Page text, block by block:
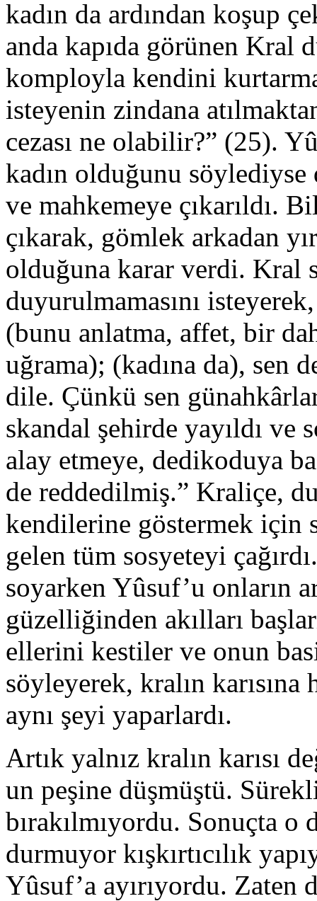
kadın da ardından koşup
anda kapıda görünen Kral
komployla kendini
isteyenin zindana
cezası ne olabilir?” (25).
kadın olduğunu söylediyse
ve mahkemeye çıkarıldı.
çıkarak, gömlek arkadan
olduğuna karar verdi. Kral
duyurulmamasını
(bunu anlatma, affet, bir
uğrama); (kadına da), sen
dile. Çünkü sen
skandal şehirde yayıldı ve
alay etmeye, dedikoduya
de reddedilmiş.” Kraliçe,
kendilerine göstermek için
gelen tüm sosyeteyi
soyarken Yûsuf’u onların
güzelliğinden akılları
ellerini kestiler ve onun
söyleyerek, kralın
aynı şeyi yaparlardı.
Artık yalnız kralın karısı
un peşine düşmüştü.
bırakılmıyordu. Sonuçta o
durmuyor kışkırtıcılık
Yûsuf’a ayırıyordu. Zaten